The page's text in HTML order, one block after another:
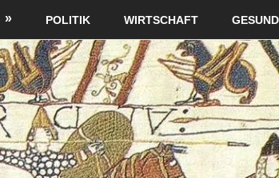
POLITIK WIRTSCHAFT